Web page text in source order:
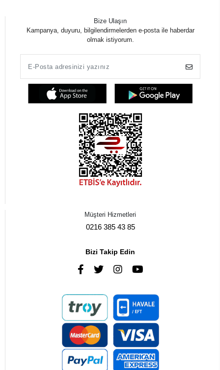
Bize Ulaşın
Kampanya, duyuru, bilgilendirmelerden e-posta ile haberdar
olmak istiyorum.
Müşteri Hizmetleri
0216 385 43 85
Bizi Takip Edin